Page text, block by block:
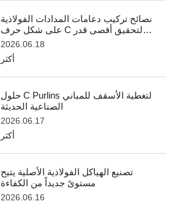
نصائح تركيب دعامات المدادات الفولاذية
على شكل حرف C لتحقيق أقصى قدر
من الكفاءة
2026.06.18
أكثر
حلول C Purlins لتغطية الأسقف للمباني
الصناعية الحديثة
2026.06.17
أكثر
تصنيع الهياكل الفولاذية الأصلية يتيح
مستوىً جديداً من الكفاءة
2026.06.16